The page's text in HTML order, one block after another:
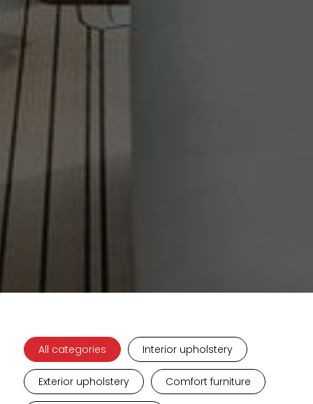
All categories Interior upholstery
Exterior upholstery Comfort furniture